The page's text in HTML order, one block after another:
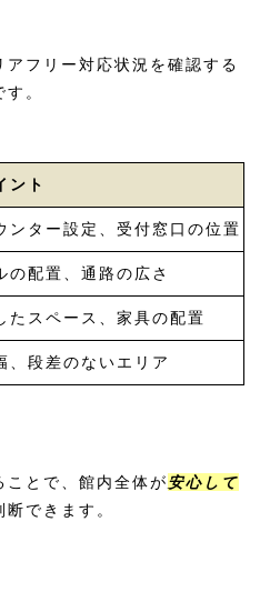
抄
ホテル 京都梅小路
京都
フリー対応客室が
覧
ルERA京都東寺
ム京都駅八条口
ホテル 京都八条口
フリー対応状況を確認する
。
ント
ンター設定、受付窓口の位置
の配置、通路の広さ
たスペース、家具の配置
、段差のないエリア
ことで、館内全体が安心して
できます。